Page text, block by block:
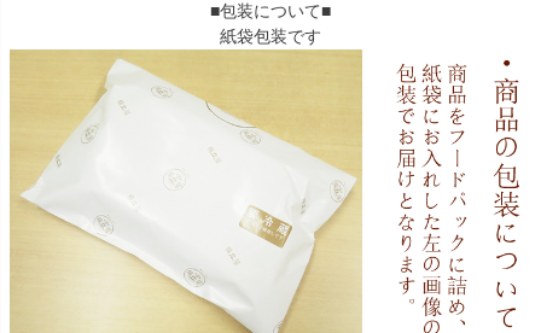
■包装について■
紙袋包装です